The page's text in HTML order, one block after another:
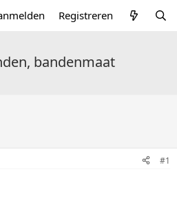
Registreren
bandenmaat
#1